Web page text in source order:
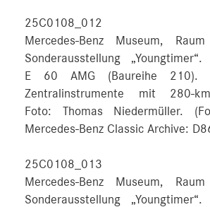
25C0108_012
Mercedes-Benz Museum,
Sonderausstellung „Youngtimer“.
E 60 AMG (Baureihe 210).
Zentralinstrumente mit 280-km/
Foto: Thomas Niedermüller.
Mercedes-Benz Classic Archive:
25C0108_013
Mercedes-Benz Museum,
Sonderausstellung „Youngtimer“.